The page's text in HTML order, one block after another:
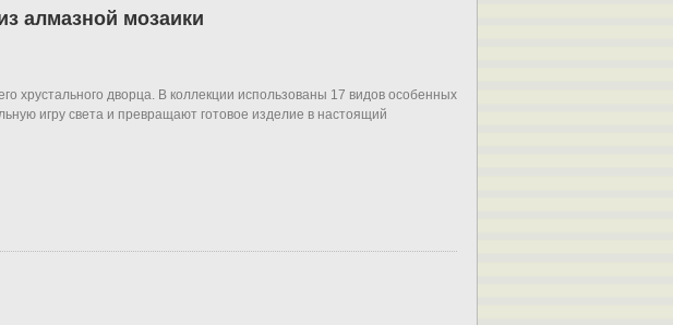
алмазной мозаики
хрустального дворца. В коллекции использованы 17 видов особенных
игру света и превращают готовое изделие в настоящий